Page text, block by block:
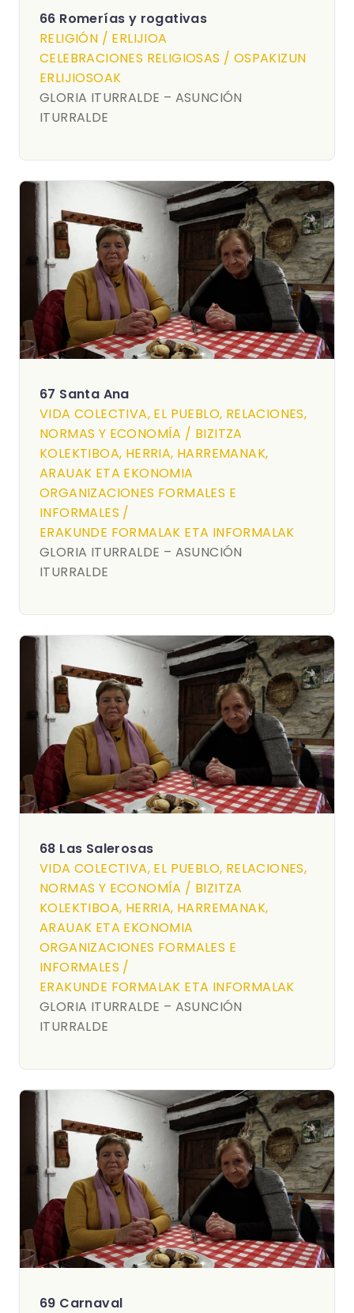
66 Romerías y rogativas
RELIGIÓN / ERLIJIOA
CELEBRACIONES RELIGIOSAS / OSPAKIZUN
ERLIJIOSOAK
GLORIA ITURRALDE – ASUNCIÓN
ITURRALDE
67 Santa Ana
VIDA COLECTIVA, EL PUEBLO, RELACIONES,
NORMAS Y ECONOMÍA / BIZITZA
KOLEKTIBOA, HERRIA, HARREMANAK,
ARAUAK ETA EKONOMIA
ORGANIZACIONES FORMALES E
INFORMALES /
ERAKUNDE FORMALAK ETA INFORMALAK
GLORIA ITURRALDE – ASUNCIÓN
ITURRALDE
68 Las Salerosas
VIDA COLECTIVA, EL PUEBLO, RELACIONES,
NORMAS Y ECONOMÍA / BIZITZA
KOLEKTIBOA, HERRIA, HARREMANAK,
ARAUAK ETA EKONOMIA
ORGANIZACIONES FORMALES E
INFORMALES /
ERAKUNDE FORMALAK ETA INFORMALAK
GLORIA ITURRALDE – ASUNCIÓN
ITURRALDE
69 Carnaval